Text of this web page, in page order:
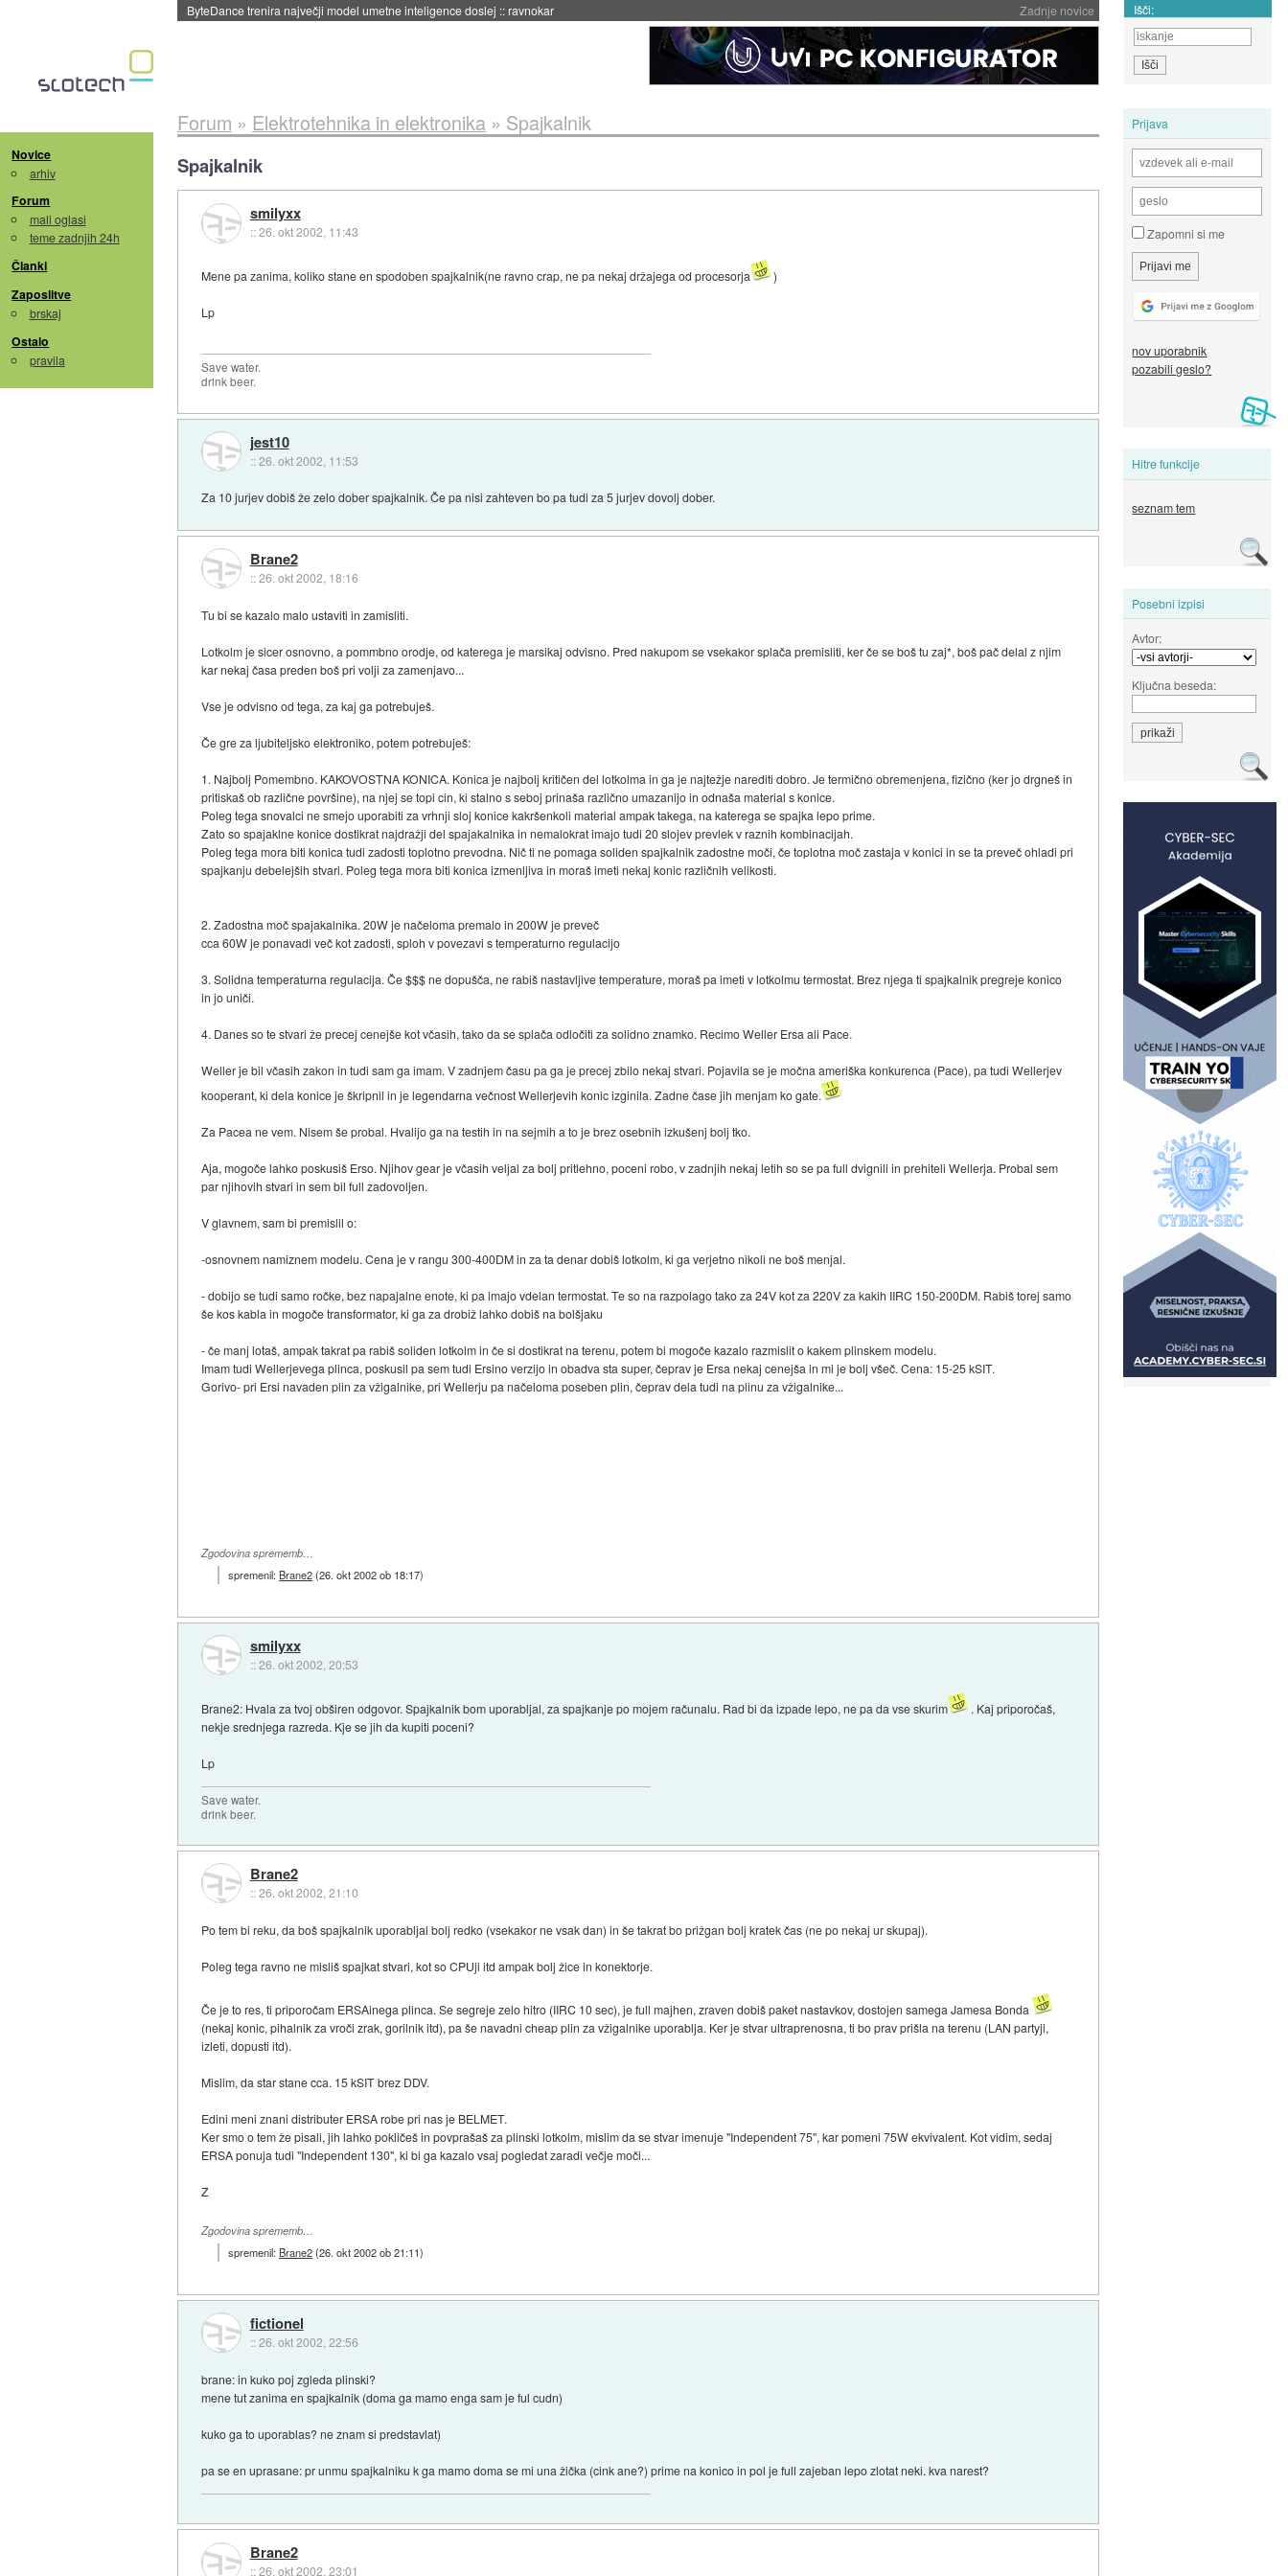
Zadnje novice
Spletne strani začele streči oglase za agente umetne inteligence::danes ob 21:23 Išči:
Novice
arhiv
Forum
mali oglasi
teme zadnjih 24h
Članki
Zaposlitve
brskaj
Ostalo
pravila
Prijava
Zapomni si me
nov uporabnik
pozabili geslo?
Hitre funkcije
seznam tem
Posebni izpisi
Avtor:
Ključna beseda:
Forum » Elektrotehnika in elektronika» Spajkalnik
Spajkalnik
smilyxx
::26. okt 2002, 11:43
Mene pa zanima, koliko stane en spodoben spajkalnik(ne ravno crap, ne pa nekaj držajega od procesorja )
Lp
Save water.
drink beer.
jest10
::26. okt 2002, 11:53
Za 10 jurjev dobiš že zelo dober spajkalnik. Če pa nisi zahteven bo pa tudi za 5 jurjev dovolj dober.
Brane2
::26. okt 2002, 18:16
Tu bi se kazalo malo ustaviti in zamisliti.
Lotkolm je sicer osnovno, a pommbno orodje, od katerega je marsikaj odvisno. Pred nakupom se vsekakor splača premisliti, ker če se boš tu zaj*, boš pač delal z njim
kar nekaj časa preden boš pri volji za zamenjavo...
Vse je odvisno od tega, za kaj ga potrebuješ.
Če gre za ljubiteljsko elektroniko, potem potrebuješ:
1. Najbolj Pomembno. KAKOVOSTNA KONICA. Konica je najbolj kritičen del lotkolma in ga je najtežje narediti dobro. Je termično obremenjena, fizično (ker jo drgneš in
pritiskaš ob različne površine), na njej se topi cin, ki stalno s seboj prinaša različno umazanijo in odnaša material s konice.
Poleg tega snovalci ne smejo uporabiti za vrhnji sloj konice kakršenkoli material ampak takega, na katerega se spajka lepo prime.
Zato so spajaklne konice dostikrat najdražji del spajakalnika in nemalokrat imajo tudi 20 slojev prevlek v raznih kombinacijah.
Poleg tega mora biti konica tudi zadosti toplotno prevodna. Nič ti ne pomaga soliden spajkalnik zadostne moči, če toplotna moč zastaja v konici in se ta preveč ohladi pri
spajkanju debelejših stvari. Poleg tega mora biti konica izmenljiva in moraš imeti nekaj konic različnih velikosti.
2. Zadostna moč spajakalnika. 20W je načeloma premalo in 200W je preveč
cca 60W je ponavadi več kot zadosti, sploh v povezavi s temperaturno regulacijo
3. Solidna temperaturna regulacija. Če $$$ ne dopušča, ne rabiš nastavljive temperature, moraš pa imeti v lotkolmu termostat. Brez njega ti spajkalnik pregreje konico
in jo uniči.
4. Danes so te stvari že precej cenejše kot včasih, tako da se splača odločiti za solidno znamko. Recimo Weller Ersa ali Pace.
Weller je bil včasih zakon in tudi sam ga imam. V zadnjem času pa ga je precej zbilo nekaj stvari. Pojavila se je močna ameriška konkurenca (Pace), pa tudi Wellerjev
kooperant, ki dela konice je škripnil in je legendarna večnost Wellerjevih konic izginila. Zadne čase jih menjam ko gate.
Za Pacea ne vem. Nisem še probal. Hvalijo ga na testih in na sejmih a to je brez osebnih izkušenj bolj tko.
Aja, mogoče lahko poskusiš Erso. Njihov gear je včasih veljal za bolj pritlehno, poceni robo, v zadnjih nekaj letih so se pa full dvignili in prehiteli Wellerja. Probal sem
par njihovih stvari in sem bil full zadovoljen.
V glavnem, sam bi premislil o:
-osnovnem namiznem modelu. Cena je v rangu 300-400DM in za ta denar dobiš lotkolm, ki ga verjetno nikoli ne boš menjal.
- dobijo se tudi samo ročke, bez napajalne enote, ki pa imajo vdelan termostat. Te so na razpolago tako za 24V kot za 220V za kakih IIRC 150-200DM. Rabiš torej samo
še kos kabla in mogoče transformator, ki ga za drobiž lahko dobiš na bolšjaku
- če manj lotaš, ampak takrat pa rabiš soliden lotkolm in če si dostikrat na terenu, potem bi mogoče kazalo razmislit o kakem plinskem modelu.
Imam tudi Wellerjevega plinca, poskusil pa sem tudi Ersino verzijo in obadva sta super, čeprav je Ersa nekaj cenejša in mi je bolj všeč. Cena: 15-25 kSIT.
Gorivo- pri Ersi navaden plin za vžigalnike, pri Wellerju pa načeloma poseben plin, čeprav dela tudi na plinu za vžigalnike...
Zgodovina sprememb…
spremenil:Brane2(26. okt 2002 ob 18:17)
smilyxx
::26. okt 2002, 20:53
Brane2: Hvala za tvoj obširen odgovor. Spajkalnik bom uporabljal, za spajkanje po mojem računalu. Rad bi da izpade lepo, ne pa da vse skurim
. Kaj priporočaš,
nekje srednjega razreda. Kje se jih da kupiti poceni?
Lp
Save water.
drink beer.
Brane2
::26. okt 2002, 21:10
Po tem bi reku, da boš spajkalnik uporabljal bolj redko (vsekakor ne vsak dan) in še takrat bo prižgan bolj kratek čas (ne po nekaj ur skupaj).
Poleg tega ravno ne misliš spajkat stvari, kot so CPUji itd ampak bolj žice in konektorje.
Če je to res, ti priporočam ERSAinega plinca. Se segreje zelo hitro (IIRC 10 sec), je full majhen, zraven dobiš paket nastavkov, dostojen samega Jamesa Bonda
(nekaj konic, pihalnik za vroči zrak, gorilnik itd), pa še navadni cheap plin za vžigalnike uporablja. Ker je stvar ultraprenosna, ti bo prav prišla na terenu (LAN partyji,
izleti, dopusti itd).
Mislim, da star stane cca. 15 kSIT brez DDV.
Edini meni znani distributer ERSA robe pri nas je BELMET.
Ker smo o tem že pisali, jih lahko pokličeš in povprašaš za plinski lotkolm, mislim da se stvar imenuje "Independent 75", kar pomeni 75W ekvivalent. Kot vidim, sedaj
ERSA ponuja tudi "Independent 130", ki bi ga kazalo vsaj pogledat zaradi večje moči...
Z
Zgodovina sprememb…
spremenil:Brane2(26. okt 2002 ob 21:11)
fictionel
::26. okt 2002, 22:56
brane: in kuko poj zgleda plinski?
mene tut zanima en spajkalnik (doma ga mamo enga sam je ful cudn)
kuko ga to uporablas? ne znam si predstavlat)
pa se en uprasane: pr unmu spajkalniku k ga mamo doma se mi una žička (cink ane?) prime na konico in pol je full zajeban lepo zlotat neki. kva narest?
Brane2
::26. okt 2002, 23:01